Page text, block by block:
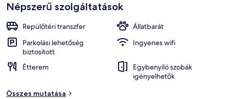
Népszerű szolgáltatások
Repülőtéri transzfer
Állatbarát
Parkolási lehetőség
biztosított
Ingyenes wifi
Étterem
Egybenyíló szobák
igényelhetők
Összes mutatása